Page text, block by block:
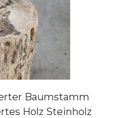
Baumstamm
Holz Steinholz